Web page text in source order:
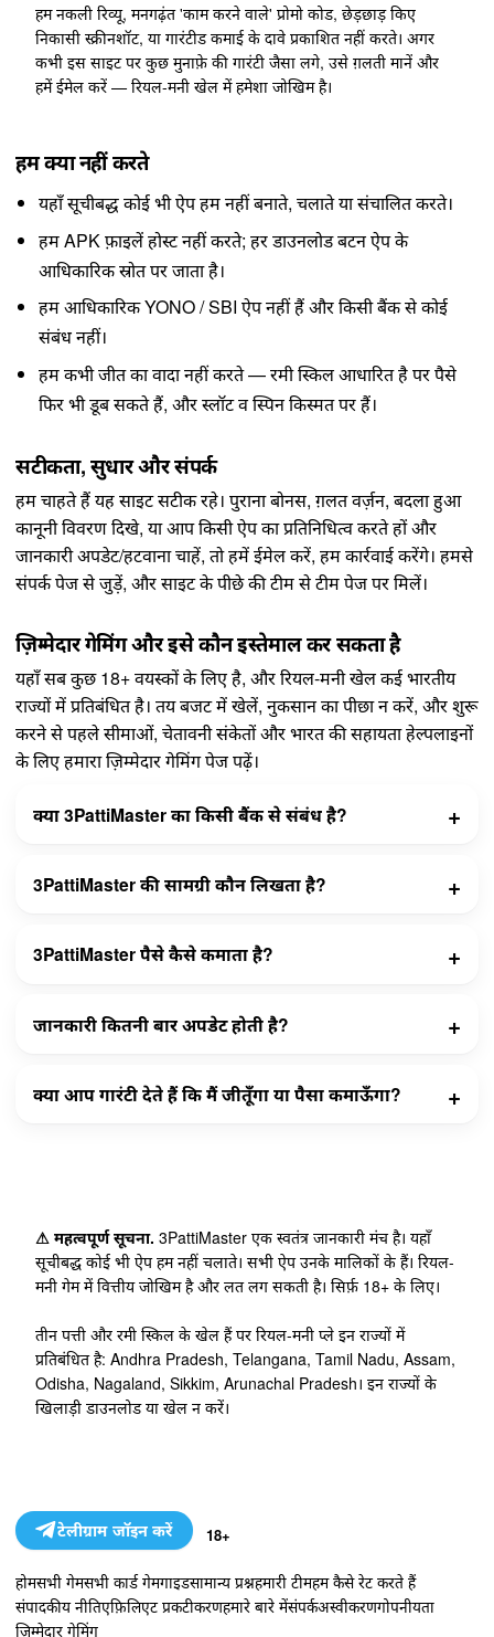
हम नकली रिव्यू, मनगढ़ंत 'काम करने वाले' प्रोमो कोड, छेड़छाड़ किए
निकासी स्क्रीनशॉट, या गारंटीड कमाई के दावे प्रकाशित नहीं करते। अगर
कभी इस साइट पर कुछ मुनाफ़े की गारंटी जैसा लगे, उसे ग़लती मानें और
हमें ईमेल करें — रियल-मनी खेल में हमेशा जोखिम है।
हम क्या नहीं करते
यहाँ सूचीबद्ध कोई भी ऐप हम नहीं बनाते, चलाते या संचालित करते।
हम APK फ़ाइलें होस्ट नहीं करते; हर डाउनलोड बटन ऐप के
आधिकारिक स्रोत पर जाता है।
हम आधिकारिक YONO / SBI ऐप नहीं हैं और किसी बैंक से कोई
संबंध नहीं।
हम कभी जीत का वादा नहीं करते — रमी स्किल आधारित है पर पैसे
फिर भी डूब सकते हैं, और स्लॉट व स्पिन किस्मत पर हैं।
सटीकता, सुधार और संपर्क
हम चाहते हैं यह साइट सटीक रहे। पुराना बोनस, ग़लत वर्ज़न, बदला हुआ
कानूनी विवरण दिखे, या आप किसी ऐप का प्रतिनिधित्व करते हों और
जानकारी अपडेट/हटवाना चाहें, तो हमें ईमेल करें, हम कार्रवाई करेंगे। हमसे
संपर्क पेजसे जुड़ें, और साइट के पीछे की टीम सेटीम पेजपर मिलें।
ज़िम्मेदार गेमिंग और इसे कौन इस्तेमाल कर सकता है
यहाँ सब कुछ 18+ वयस्कों के लिए है, और रियल-मनी खेल कई भारतीय
राज्यों में प्रतिबंधित है। तय बजट में खेलें, नुकसान का पीछा न करें, और शुरू
करने से पहले सीमाओं, चेतावनी संकेतों और भारत की सहायता हेल्पलाइनों
के लिए हमाराज़िम्मेदार गेमिंगपेज पढ़ें।
क्या 3PattiMaster का किसी बैंक से संबंध है?
3PattiMaster की सामग्री कौन लिखता है?
3PattiMaster पैसे कैसे कमाता है?
जानकारी कितनी बार अपडेट होती है?
क्या आप गारंटी देते हैं कि मैं जीतूँगा या पैसा कमाऊँगा?
⚠ महत्वपूर्ण सूचना. 3PattiMaster एक स्वतंत्र जानकारी मंच है। यहाँ
सूचीबद्ध कोई भी ऐप हम नहीं चलाते। सभी ऐप उनके मालिकों के हैं। रियल-
मनी गेम में वित्तीय जोखिम है और लत लग सकती है। सिर्फ़ 18+ के लिए।
तीन पत्ती और रमी स्किल के खेल हैं पर रियल-मनी प्ले इन राज्यों में
प्रतिबंधित है: Andhra Pradesh, Telangana, Tamil Nadu, Assam,
Odisha, Nagaland, Sikkim, Arunachal Pradesh। इन राज्यों के
खिलाड़ी डाउनलोड या खेल न करें।
टेलीग्राम जॉइन करें 18+
होमसभी गेमसभी कार्ड गेमगाइडसामान्य प्रश्नहमारी टीमहम कैसे रेट करते हैं
संपादकीय नीतिएफ़िलिएट प्रकटीकरणहमारे बारे मेंसंपर्कअस्वीकरणगोपनीयता
ज़िम्मेदार गेमिंग